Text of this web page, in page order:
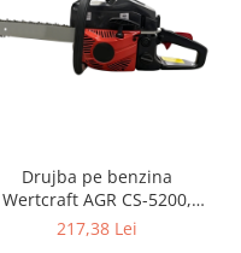
Drujba pe benzina
Wertcraft AGR CS-5200,
52cc, 2.85 CP, Lama 40 CM
217,38 Lei